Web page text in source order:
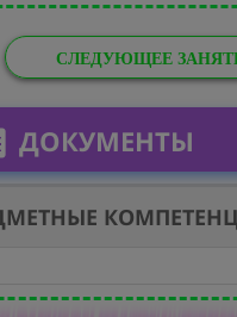
СЛЕДУЮЩЕЕ
ДОКУМЕНТЫ